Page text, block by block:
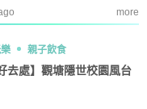
more
親子飲食
去處】觀塘隱世校園風台